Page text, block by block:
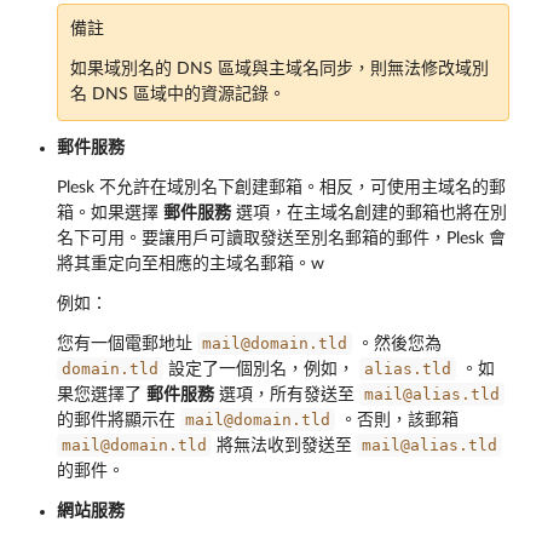
備註
如果域別名的 DNS 區域與主域名同步，則無法修改域別
名 DNS 區域中的資源記錄。
郵件服務
Plesk 不允許在域別名下創建郵箱。相反，可使用主域名的郵
箱。如果選擇 郵件服務 選項，在主域名創建的郵箱也將在別
名下可用。要讓用戶可讀取發送至別名郵箱的郵件，Plesk 會
將其重定向至相應的主域名郵箱。w
例如：
您有一個電郵地址 mail@domain.tld 。然後您為
domain.tld 設定了一個別名，例如， alias.tld
。如
果您選擇了 郵件服務 選項，所有發送至 mail@alias.tld
的郵件將顯示在 mail@domain.tld 。否則，該郵箱
mail@domain.tld 將無法收到發送至 mail@alias.tld
的郵件。
網站服務